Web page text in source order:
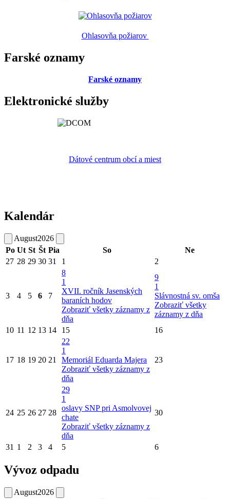
Ohlasovňa požiarov
Farské oznamy
Farské oznamy
Elektronické služby
Dátové centrum obcí a miest
Kalendár
August2026
Po Ut St Št Pia So
Ne
27 28 29 30 31 1 2
3 4 5 6 7
8
1
XVII. ročník Jasenských
baraních hodov
Zobraziť všetky záznamy z
dňa
9
1
Slávnostná sv. omša
Zobraziť všetky
záznamy z dňa
10 11 12 13 14 15 16
17 18 19 20 21
22
1
Memoriál Eduarda Majera
Zobraziť všetky záznamy z
dňa
23
24 25 26 27 28
29
1
oslavy SNP pri Asmolvovej
chate
Zobraziť všetky záznamy z
dňa
30
31 1 2 3 4 5 6
Vývoz odpadu
August2026